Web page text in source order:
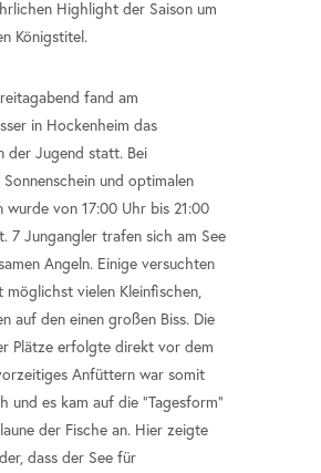
Highlight der Saison um
Königstitel.
fand am
in Hockenheim das
der Jugend statt. Bei
und optimalen
wurde von 17:00 Uhr bis 21:00
7 Jungangler trafen sich am See
Angeln. Einige versuchten
möglichst vielen Kleinfischen,
auf den einen großen Biss. Die
Plätze erfolgte direkt vor dem
Anfüttern war somit
und es kam auf die "Tagesform"
der Fische an. Hier zeigte
dass der See für